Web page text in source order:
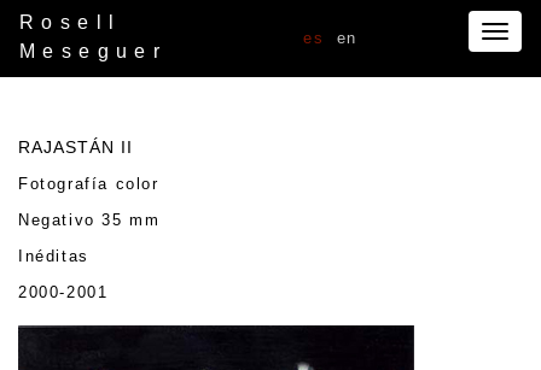
Rosell
Meseguer
es en
RAJASTÁN II
Fotografía color
Negativo 35 mm
Inéditas
2000-2001